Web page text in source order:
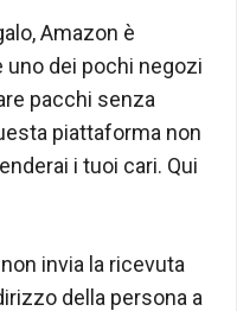
Amazon è
uno dei pochi negozi
pacchi senza
piattaforma non
i tuoi cari. Qui
invia la ricevuta
della persona a